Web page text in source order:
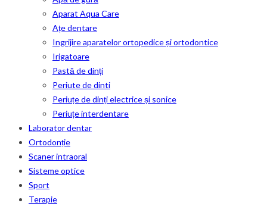
Aparat Aqua Care
Ațe dentare
Ingrijire aparatelor ortopedice și ortodontice
Irigatoare
Pastă de dinți
Periute de dinti
Periuțe de dinți electrice și sonice
Periuțe interdentare
Laborator dentar
Ortodonție
Scaner intraoral
Sisteme optice
Sport
Terapie